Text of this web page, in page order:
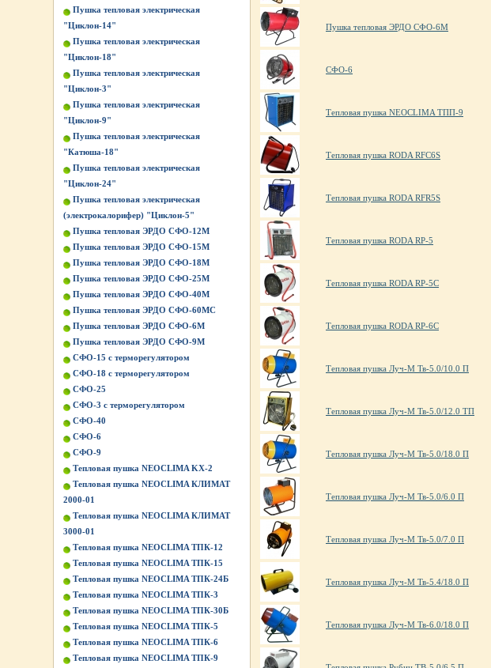
Пушка тепловая электрическая
"Циклон-14"
Пушка тепловая электрическая
"Циклон-18"
Пушка тепловая электрическая
"Циклон-3"
Пушка тепловая электрическая
"Циклон-9"
Пушка тепловая электрическая
"Катюша-18"
Пушка тепловая электрическая
"Циклон-24"
Пушка тепловая электрическая
(электрокалорифер) "Циклон-5"
Пушка тепловая ЭРДО СФО-12М
Пушка тепловая ЭРДО СФО-15М
Пушка тепловая ЭРДО СФО-18М
Пушка тепловая ЭРДО СФО-25М
Пушка тепловая ЭРДО СФО-40М
Пушка тепловая ЭРДО СФО-60МС
Пушка тепловая ЭРДО СФО-6М
Пушка тепловая ЭРДО СФО-9М
СФО-15 с терморегулятором
СФО-18 с терморегулятором
СФО-25
СФО-3 с терморегулятором
СФО-40
СФО-6
СФО-9
Тепловая пушка NEOCLIMA KХ-2
Тепловая пушка NEOCLIMA КЛИМАТ
2000-01
Тепловая пушка NEOCLIMA КЛИМАТ
3000-01
Тепловая пушка NEOCLIMA ТПК-12
Тепловая пушка NEOCLIMA ТПК-15
Тепловая пушка NEOCLIMA ТПК-24Б
Тепловая пушка NEOCLIMA ТПК-3
Тепловая пушка NEOCLIMA ТПК-30Б
Тепловая пушка NEOCLIMA ТПК-5
Тепловая пушка NEOCLIMA ТПК-6
Тепловая пушка NEOCLIMA ТПК-9
Пушка тепловая ЭРДО СФО-6М
СФО-6
Тепловая пушка NEOCLIMA ТПП-9
Тепловая пушка RODA RFC6S
Тепловая пушка RODA RFR5S
Тепловая пушка RODA RP-5
Тепловая пушка RODA RP-5C
Тепловая пушка RODA RP-6C
Тепловая пушка Луч-М Тв-5.0/10.0 П
Тепловая пушка Луч-М Тв-5.0/12.0 ТП
Тепловая пушка Луч-М Тв-5.0/18.0 П
Тепловая пушка Луч-М Тв-5.0/6.0 П
Тепловая пушка Луч-М Тв-5.0/7.0 П
Тепловая пушка Луч-М Тв-5.4/18.0 П
Тепловая пушка Луч-М Тв-6.0/18.0 П